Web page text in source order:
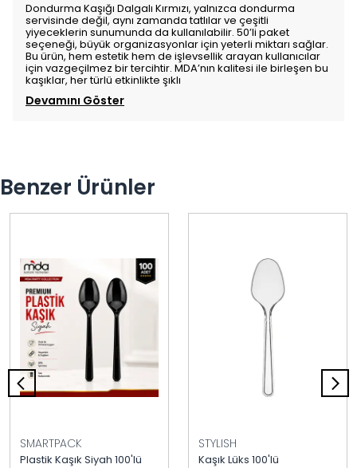
Dondurma Kaşığı Dalgalı Kırmızı, yalnızca dondurma
servisinde değil, aynı zamanda tatlılar ve çeşitli
yiyeceklerin sunumunda da kullanılabilir. 50’li paket
seçeneği, büyük organizasyonlar için yeterli miktarı sağlar.
Bu ürün, hem estetik hem de işlevsellik arayan kullanıcılar
için vazgeçilmez bir tercihtir. MDA’nın kalitesi ile birleşen bu
kaşıklar, her türlü etkinlikte şıklı
Devamını Göster
Benzer Ürünler
SMARTPACK
Plastik Kaşık Siyah 100'lü
STYLISH
Kaşık Lüks 100'lü